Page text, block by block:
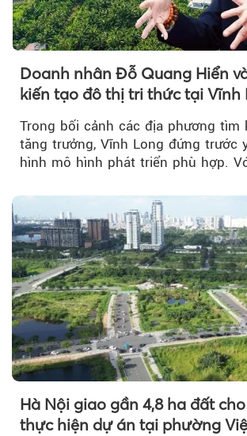
Doanh nhân Đỗ Quang Hiển
kiến tạo đô thị tri thức tại Vĩnh
Trong bối cảnh các địa phương tìm
tăng trưởng, Vĩnh Long đứng trước
hình mô hình phát triển phù hợp.
Hà Nội giao gần 4,8 ha đất
thực hiện dự án tại phường